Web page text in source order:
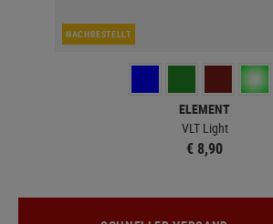
NACHBESTELLT
ELEMENT
VLT Light
€ 8,90